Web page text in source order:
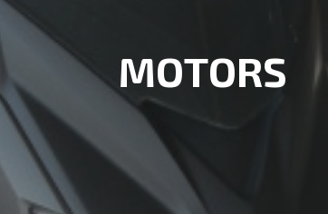
MOTORS